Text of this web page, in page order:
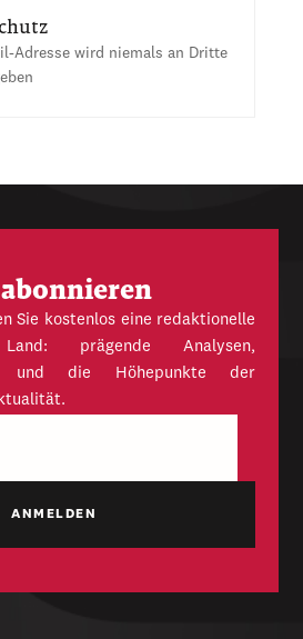
Adresse wird niemals an Dritte
Sie kostenlos eine redaktionelle
prägende Analysen,
und die Höhepunkte der